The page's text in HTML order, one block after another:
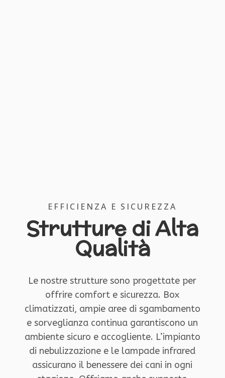
EFFICIENZA E SICUREZZA
Strutture di Alta
Qualità
Le nostre strutture sono progettate per
offrire comfort e sicurezza. Box
climatizzati, ampie aree di sgambamento
e sorveglianza continua garantiscono un
ambiente sicuro e accogliente. L’impianto
di nebulizzazione e le lampade infrared
assicurano il benessere dei cani in ogni